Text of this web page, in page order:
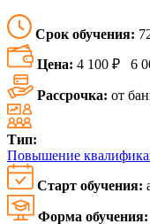
Срок обучения:
Цена: 4 100 ₽ 6
Рассрочка: от
Тип:
Повышение
Старт обучения:
Форма обучения: